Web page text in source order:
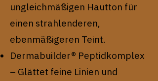
ungleichmäßigen Hautton für
einen strahlenderen,
ebenmäßigeren Teint.
Dermabuilder® Peptidkomplex
– Glättet feine Linien und